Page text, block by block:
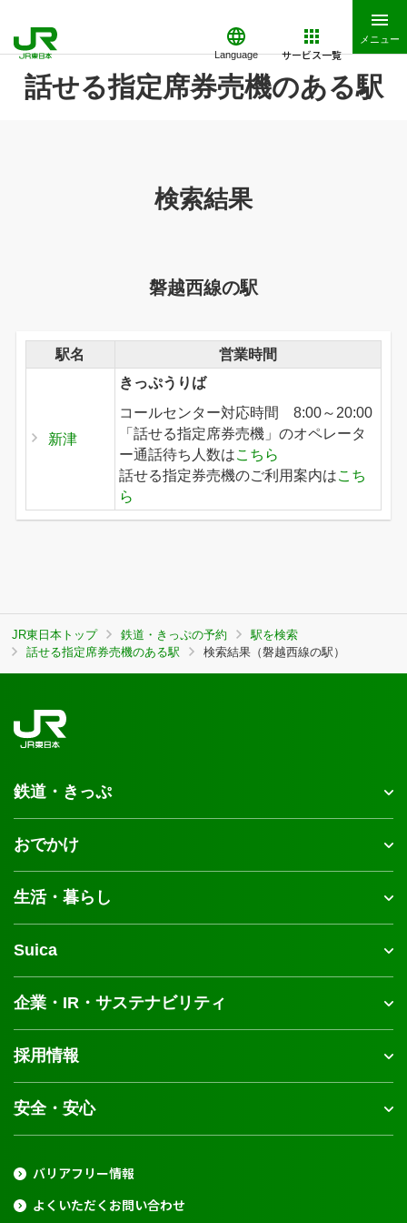
Language サービス一覧
メニュー
話せる指定席券売機のある駅
検索結果
磐越西線の駅
駅名 営業時間
新津
きっぷうりば
コールセンター対応時間 8:00～20:00
「話せる指定席券売機」のオペレータ
ー通話待ち人数はこちら
話せる指定券売機のご利用案内はこち
ら
JR東日本トップ 鉄道・きっぷの予約
駅を検索
話せる指定席券売機のある駅
検索結果（磐越西線の駅）
鉄道・きっぷ
おでかけ
生活・暮らし
Suica
企業・IR・サステナビリティ
採用情報
安全・安心
バリアフリー情報
よくいただくお問い合わせ